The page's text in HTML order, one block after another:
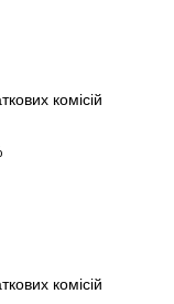
комісій
комісій